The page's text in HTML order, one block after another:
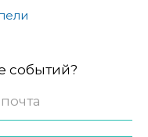
событий?